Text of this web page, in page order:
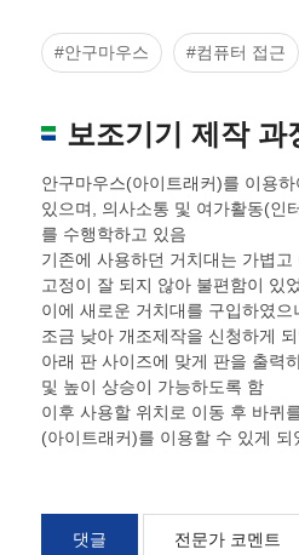
#안구마우스 #컴퓨터 접근
보조기기 제작 과
안구마우스(아이트래커)를 이용
있으며, 의사소통 및 여가활동(인
를 수행학하고 있음
기존에 사용하던 거치대는 가볍
고정이 잘 되지 않아 불편함이 있
이에 새로운 거치대를 구입하였
조금 낮아 개조제작을 신청하게
아래 판 사이즈에 맞게 판을 출력
및 높이 상승이 가능하도록 함
이후 사용할 위치로 이동 후 바퀴
(아이트래커)를 이용할 수 있게 되
댓글 전문가 코멘트